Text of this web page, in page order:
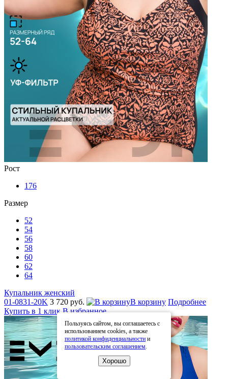
Рост
176
Размер
52
54
56
58
60
62
64
Купальник женский
01-0831-20K 3 720 руб. В корзину Подробнее
Купить в 1 клик В избранное
Пользуясь сайтом, вы соглашаетесь с
использованием cookies, а также
политикой конфиденциальности и
пользовательским соглашением.
Хорошо